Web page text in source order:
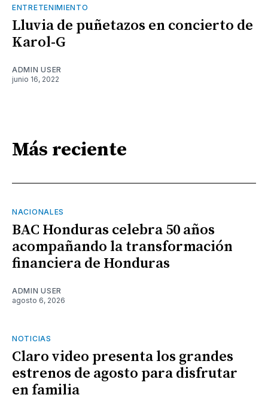
ENTRETENIMIENTO
Lluvia de puñetazos en concierto de
Karol-G
ADMIN USER
junio 16, 2022
Más reciente
NACIONALES
BAC Honduras celebra 50 años
acompañando la transformación
financiera de Honduras
ADMIN USER
agosto 6, 2026
NOTICIAS
Claro video presenta los grandes
estrenos de agosto para disfrutar
en familia